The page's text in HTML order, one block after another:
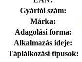
Gyártói szám:
Márka:
Adagolási forma:
Alkalmazás ideje:
Táplálkozási típusok: